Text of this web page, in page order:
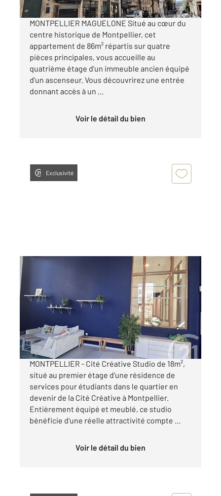
MONTPELLIER MAGUELONE Situé au cœur du
centre historique de Montpellier, cet
appartement de 86m² répartis sur quatre
pièces principales, vous accueille au
quatrième étage d'un immeuble ancien équipé
d'un ascenseur. Vous découvrirez une entrée
donnant accès à un ...
Voir le détail du bien
Exclusivité
Ref : 54966
Appartement Studio à vendre
89 000 €
Visiter le site dédié
MONTPELLIER - Cité Créative Studio de 18m²,
situé au premier étage d'une résidence de
services pour étudiants dans le quartier en
devenir de la Cité Créative à Montpellier.
Entièrement équipé et meublé, ce studio
bénéficie d'une réelle attractivité compte ...
Voir le détail du bien